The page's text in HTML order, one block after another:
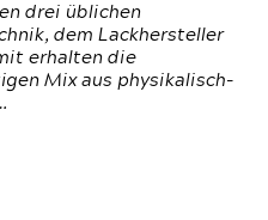
drei üblichen
dem Lackhersteller
erhalten die
Mix aus physikalisch-